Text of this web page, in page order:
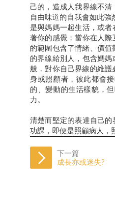
己的，造成人我界線不
自由味道的自我會如此
是與媽媽一起生活，或
著你的感覺；當你在人
的範圍包含了情緒、價
的界線給別人，包含媽
般，對你自己界線的維
身或照顧者，彼此都會
的、變動的生活樣貌，
力。
清楚而堅定的表達自己
功課，即便是照顧病人，
下一篇
成長亦或迷失?